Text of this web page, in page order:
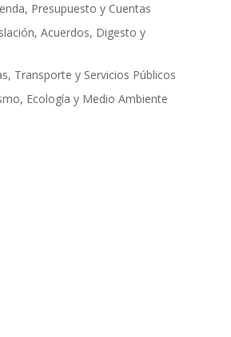
Presupuesto y Cuentas
Acuerdos, Digesto y
Transporte y Servicios Públicos
Ecología y Medio Ambiente